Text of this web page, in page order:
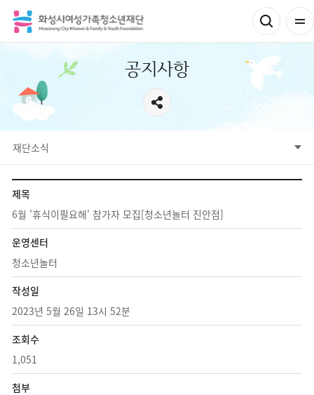
공지사항
재단소식
공지사항
채용정보
공고정보
알림마당
재단소식
참여공간
제목
6월 '휴식이필요해' 참가자 모집[청소년놀터 진안점]
운영센터
청소년놀터
작성일
2023년 5월 26일 13시 52분
조회수
1,051
첨부